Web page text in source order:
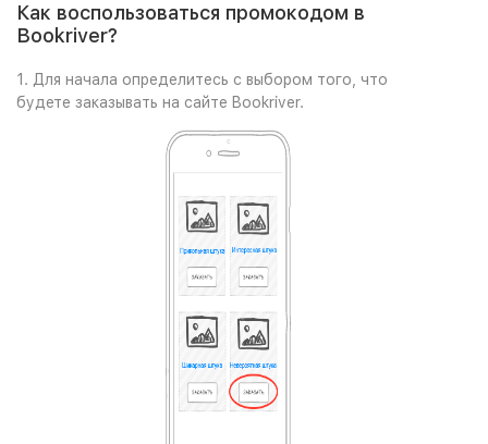
Как воспользоваться промокодом в
Bookriver?
1. Для начала определитесь с выбором того, что
будете заказывать на сайте Bookriver.